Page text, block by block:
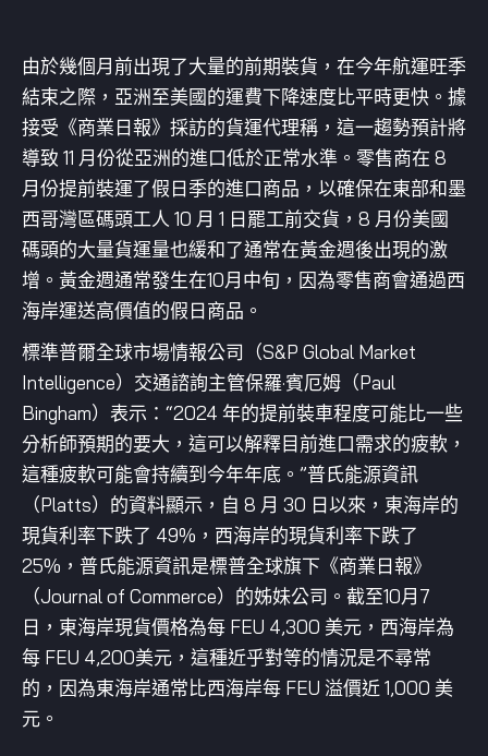
由於幾個月前出現了大量的前期裝貨，在今年航運旺季
結束之際，亞洲至美國的運費下降速度比平時更快。據
接受《商業日報》採訪的貨運代理稱，這一趨勢預計將
導致 11 月份從亞洲的進口低於正常水準。零售商在 8
月份提前裝運了假日季的進口商品，以確保在東部和墨
西哥灣區碼頭工人 10 月 1 日罷工前交貨，8 月份美國
碼頭的大量貨運量也緩和了通常在黃金週後出現的激
增。黃金週通常發生在10月中旬，因為零售商會通過西
海岸運送高價值的假日商品。
標準普爾全球市場情報公司（S&P Global Market
Intelligence）交通諮詢主管保羅·賓厄姆（Paul
Bingham）表示：“2024 年的提前裝車程度可能比一些
分析師預期的要大，這可以解釋目前進口需求的疲軟，
這種疲軟可能會持續到今年年底。”普氏能源資訊
（Platts）的資料顯示，自 8 月 30 日以來，東海岸的
現貨利率下跌了 49%，西海岸的現貨利率下跌了
25%，普氏能源資訊是標普全球旗下《商業日報》
（Journal of Commerce）的姊妹公司。截至10月7
日，東海岸現貨價格為每 FEU 4,300 美元，西海岸為
每 FEU 4,200美元，這種近乎對等的情況是不尋常
的，因為東海岸通常比西海岸每 FEU 溢價近 1,000 美
元。